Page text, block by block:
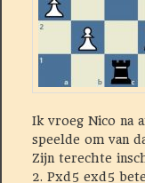
Ik vroeg Nico na
speelde om van
Zijn terechte
2. Pxd5 exd5